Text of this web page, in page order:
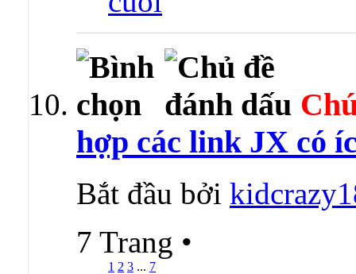
hợp các link JX có
Bắt đầu bởi
7 Trang •
1 2 3 ... 7